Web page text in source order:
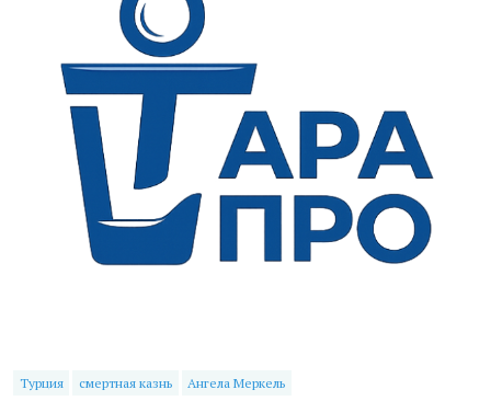
Турция смертная казнь Ангела Меркель